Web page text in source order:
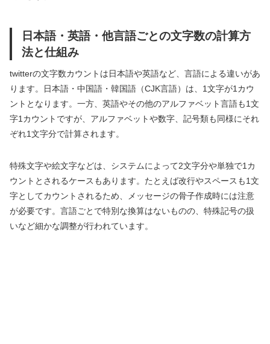
日本語・英語・他言語ごとの文字数の計算方
法と仕組み
twitterの文字数カウントは日本語や英語など、言語による違いがあ
ります。日本語・中国語・韓国語（CJK言語）は、1文字が1カウ
ントとなります。一方、英語やその他のアルファベット言語も1文
字1カウントですが、アルファベットや数字、記号類も同様にそれ
ぞれ1文字分で計算されます。
特殊文字や絵文字などは、システムによって2文字分や単独で1カ
ウントとされるケースもあります。たとえば改行やスペースも1文
字としてカウントされるため、メッセージの骨子作成時には注意
が必要です。言語ごとで特別な換算はないものの、特殊記号の扱
いなど細かな調整が行われています。